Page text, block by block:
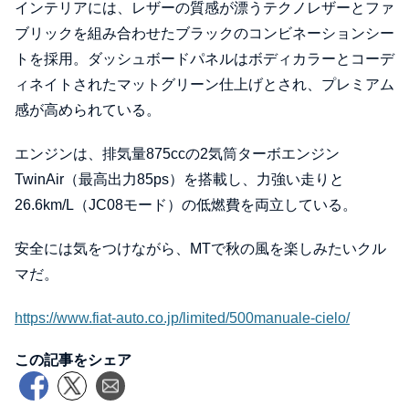
インテリアには、レザーの質感が漂うテクノレザーとファ
ブリックを組み合わせたブラックのコンビネーションシー
トを採用。ダッシュボードパネルはボディカラーとコーデ
ィネイトされたマットグリーン仕上げとされ、プレミアム
感が高められている。
エンジンは、排気量875ccの2気筒ターボエンジン
TwinAir（最高出力85ps）を搭載し、力強い走りと
26.6km/L（JC08モード）の低燃費を両立している。
安全には気をつけながら、MTで秋の風を楽しみたいクル
マだ。
https://www.fiat-auto.co.jp/limited/500manuale-cielo/
この記事をシェア